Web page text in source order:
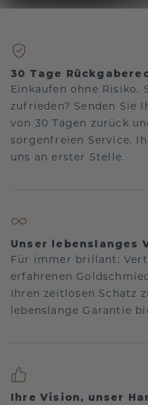
30 Tage
Einkaufen ohne Risiko.
zufrieden? Senden Sie
von 30 Tagen zurück
sorgenfreien Service.
uns an erster Stelle.
Unser lebenslanges
Für immer brillant:
erfahrenen
Ihren zeitlosen Schatz
lebenslange Garantie
Ihre Vision, unser